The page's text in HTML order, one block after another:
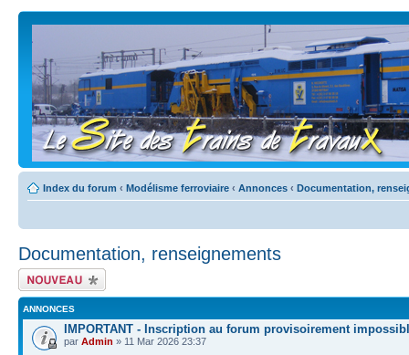
Index du forum ‹ Modélisme ferroviaire ‹ Annonces ‹ Documentation,
Documentation, renseignements
Écrire un nouveau
sujet
ANNONCES
IMPORTANT - Inscription au forum provisoirement
par Admin » 11 Mar 2026 23:37